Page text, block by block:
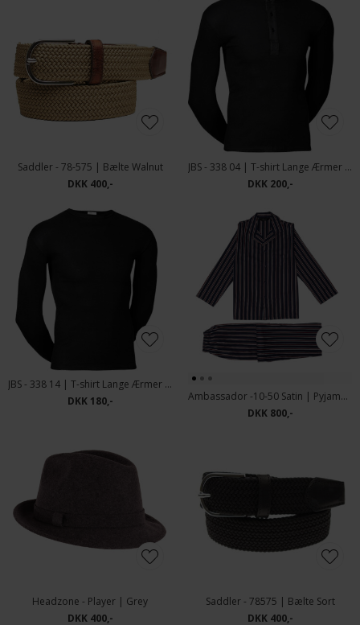
Saddler - 78-575 | Bælte Walnut
DKK 400,-
JBS - 338 04 | T-shirt Lange Ærmer & Knap Sort
DKK 200,-
JBS - 338 14 | T-shirt Lange Ærmer Sort
DKK 180,-
Ambassador -10-50 Satin | Pyjamas Navy m/strib
DKK 800,-
Headzone - Player | Grey
DKK 400,-
Saddler - 78575 | Bælte Sort
DKK 400,-